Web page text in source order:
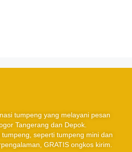
tumpeng yang melayani pesan
Tangerang dan Depok.
seperti tumpeng mini dan
GRATIS ongkos kirim.